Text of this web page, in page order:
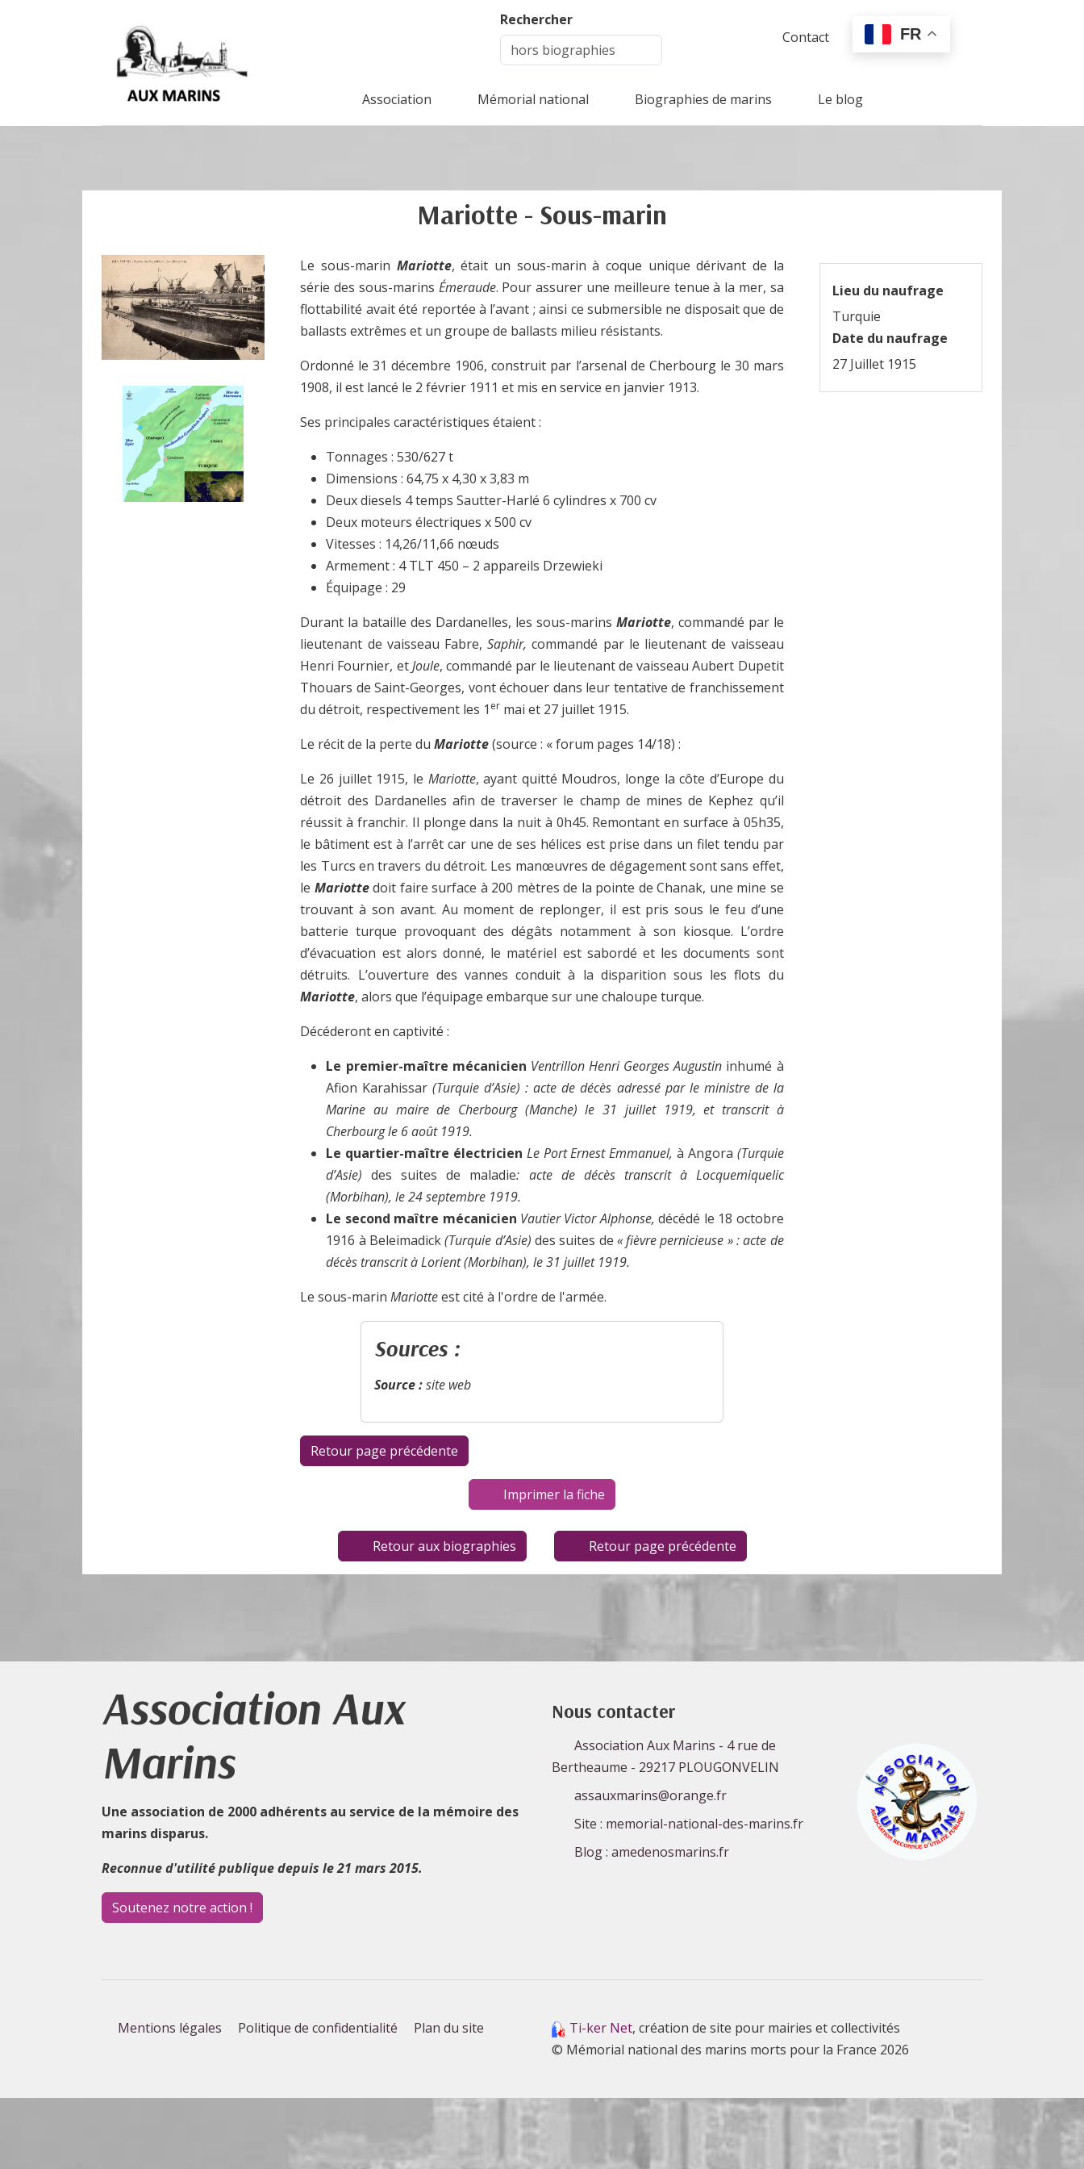
Rechercher
Contact
FR
Association Mémorial national Biographies de marins Le blog
Mariotte - Sous-marin
Lieu du naufrage
Turquie
Date du naufrage
27 Juillet 1915
Le sous-marin Mariotte, était un sous-marin à coque unique dérivant de la
série des sous-marins Émeraude. Pour assurer une meilleure tenue à la mer, sa
flottabilité avait été reportée à l’avant ; ainsi ce submersible ne disposait que de
ballasts extrêmes et un groupe de ballasts milieu résistants.
Ordonné le 31 décembre 1906, construit par l’arsenal de Cherbourg le 30 mars
1908, il est lancé le 2 février 1911 et mis en service en janvier 1913.
Ses principales caractéristiques étaient :
Tonnages : 530/627 t
Dimensions : 64,75 x 4,30 x 3,83 m
Deux diesels 4 temps Sautter-Harlé 6 cylindres x 700 cv
Deux moteurs électriques x 500 cv
Vitesses : 14,26/11,66 nœuds
Armement : 4 TLT 450 – 2 appareils Drzewieki
Équipage : 29
Durant la bataille des Dardanelles, les sous-marins Mariotte, commandé par le
lieutenant de vaisseau Fabre,Saphir, commandé par le lieutenant de vaisseau
Henri Fournier, etJoule, commandé par le lieutenant de vaisseau Aubert Dupetit
Thouars de Saint-Georges, vont échouer dans leur tentative de franchissement
du détroit, respectivement les 1 er mai et 27 juillet 1915.
Le récit de la perte duMariotte(source : « forum pages 14/18) :
Le 26 juillet 1915, le Mariotte, ayant quitté Moudros, longe la côte d’Europe du
détroit des Dardanelles afin de traverser le champ de mines de Kephez qu’il
réussit à franchir. Il plonge dans la nuit à 0h45. Remontant en surface à 05h35,
le bâtiment est à l’arrêt car une de ses hélices est prise dans un filet tendu par
les Turcs en travers du détroit. Les manœuvres de dégagement sont sans effet,
le Mariottedoit faire surface à 200 mètres de la pointe de Chanak, une mine se
trouvant à son avant. Au moment de replonger, il est pris sous le feu d’une
batterie turque provoquant des dégâts notamment à son kiosque. L’ordre
d’évacuation est alors donné, le matériel est sabordé et les documents sont
détruits. L’ouverture des vannes conduit à la disparition sous les flots du
Mariotte, alors que l’équipage embarque sur une chaloupe turque.
Décéderont en captivité :
Le premier-maître mécanicien Ventrillon Henri Georges Augustin inhumé à
Afion Karahissar (Turquie d’Asie) : acte de décès adressé par le ministre de la
Marine au maire de Cherbourg (Manche) le 31 juillet 1919, et transcrit à
Cherbourg le 6 août 1919.
Le quartier-maître électricien Le Port Ernest Emmanuel,à Angora (Turquie
d’Asie) des suites de maladie: acte de décès transcrit à Locquemiquelic
(Morbihan), le 24 septembre 1919.
Le second maître mécanicien Vautier Victor Alphonse,décédé le 18 octobre
1916 à Beleimadick(Turquie d’Asie) des suites de « fièvre pernicieuse » : acte de
décès transcrit à Lorient (Morbihan), le 31 juillet 1919.
Le sous-marinMariotteest cité à l'ordre de l'armée.
Sources :
Source :site web
Imprimer la fiche
Retour aux biographies Retour page précédente
Association Aux
Marins
Une association de 2000 adhérents au service de la mémoire des
marins disparus.
Reconnue d'utilité publique depuis le 21 mars 2015.
Soutenez notre action !
Nous contacter
Association Aux Marins - 4 rue de
Bertheaume - 29217 PLOUGONVELIN
assauxmarins@orange.fr
Site : memorial-national-des-marins.fr
Blog : amedenosmarins.fr
Mentions légales Politique de confidentialité Plan du site Ti-ker Net, création de site pour mairies et collectivités
© Mémorial national des marins morts pour la France 2026